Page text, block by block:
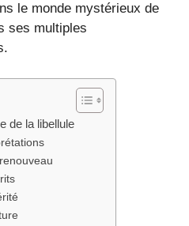
le monde mystérieux de
ses multiples
de la libellule